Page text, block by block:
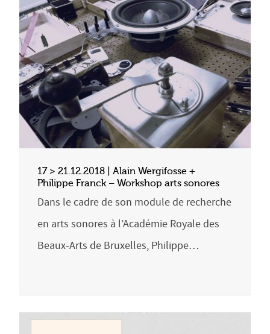
17 > 21.12.2018 | Alain Wergifosse +
Philippe Franck – Workshop arts sonores
Dans le cadre de son module de recherche
en arts sonores à l’Académie Royale des
Beaux-Arts de Bruxelles, Philippe…